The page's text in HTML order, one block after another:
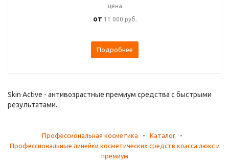
цена
от 11 000 руб.
Подробнее
Skin Active - антивозрастные премиум средства с быстрыми
результатами.
Профессиональная косметика • Каталог
•
Профессиональные линейки косметических средств класса люкс и
премиум